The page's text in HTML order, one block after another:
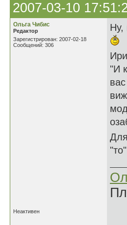
2007-03-10
Ольга Чибис
Редактор
Зарегистрирован: 2007-02-18
Сообщений: 306
Ну,
"И
Неактивен